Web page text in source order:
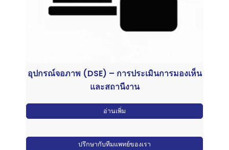
อุปกรณ์จอภาพ (DSE) – การประเมินการมองเห็น
และสถานีงาน
อ่านเพิ่ม
ปรึกษากับทีมแพทย์ของเรา